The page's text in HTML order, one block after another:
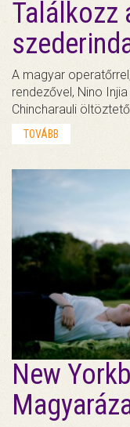
Találkozz
A magyar
rendezővel, Nino
Chincharauli
TOVÁBB
New